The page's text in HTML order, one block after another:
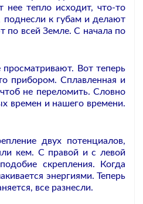
тепло исходит, что-то
поднесли к губам и делают
по всей Земле. С начала по
просматривают. Вот теперь
прибором. Сплавленная и
не переломить. Словно
времен и нашего времени.
двух потенциалов,
кем. С правой и с левой
скрепления. Когда
энергиями. Теперь
все разнесли.